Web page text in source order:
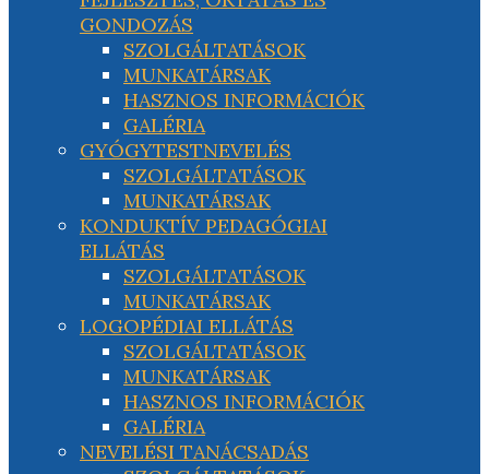
GONDOZÁS
SZOLGÁLTATÁSOK
MUNKATÁRSAK
HASZNOS INFORMÁCIÓK
GALÉRIA
GYÓGYTESTNEVELÉS
SZOLGÁLTATÁSOK
MUNKATÁRSAK
KONDUKTÍV PEDAGÓGIAI
ELLÁTÁS
SZOLGÁLTATÁSOK
MUNKATÁRSAK
LOGOPÉDIAI ELLÁTÁS
SZOLGÁLTATÁSOK
MUNKATÁRSAK
HASZNOS INFORMÁCIÓK
GALÉRIA
NEVELÉSI TANÁCSADÁS